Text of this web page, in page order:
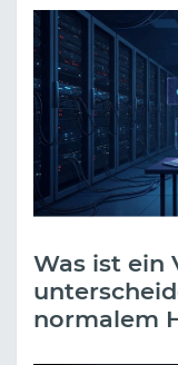
Was ist ein
normalem